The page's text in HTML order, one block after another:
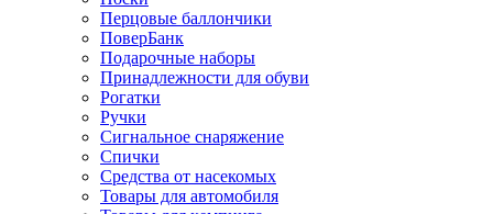
Перцовые баллончики
ПоверБанк
Подарочные наборы
Принадлежности для обуви
Рогатки
Ручки
Сигнальное снаряжение
Спички
Средства от насекомых
Товары для автомобиля